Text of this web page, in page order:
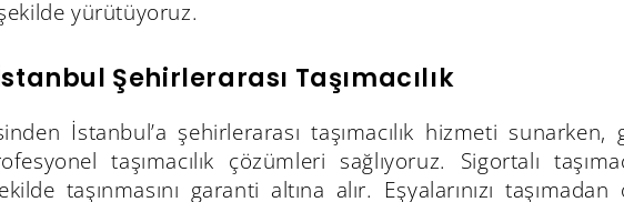
yürütüyoruz.
Şehirlerarası Taşımacılık
İstanbul’a şehirlerarası taşımacılık hizmeti
taşımacılık çözümleri sağlıyoruz. Sigortalı
taşınmasını garanti altına alır. Eşyalarınızı